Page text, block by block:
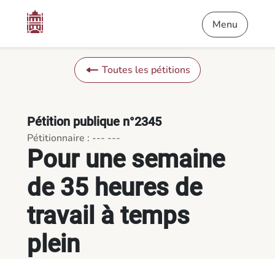
Pour une semaine de 35 heures de travail à temps plein -
Menu
Toutes les pétitions
Pour une semaine
de 35 heures de
travail à temps
plein
Pétition publique n°2345
Pétitionnaire : --- ---